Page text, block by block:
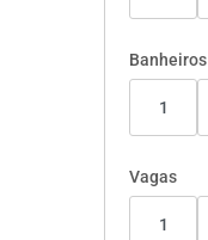
Banheiros
1
Vagas
1